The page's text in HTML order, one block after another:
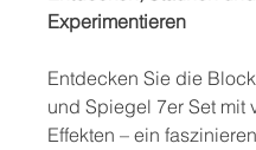
Experimentieren
Entdecken Sie die
und Spiegel 7er Set mit
Effekten – ein